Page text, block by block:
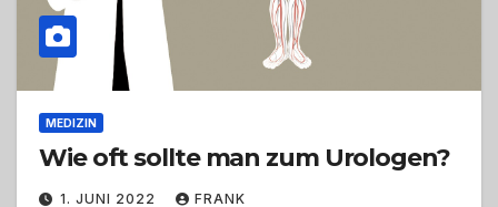
MEDIZIN
Wie oft sollte man zum Urologen?
1. JUNI 2022 FRANK